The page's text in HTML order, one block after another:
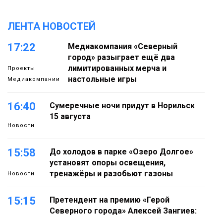
ЛЕНТА НОВОСТЕЙ
17:22
Проекты
Медиакомпании
Медиакомпания «Северный
город» разыграет ещё два
лимитированных мерча и
настольные игры
16:40
Новости
Сумеречные ночи придут в Норильск
15 августа
15:58
Новости
До холодов в парке «Озеро Долгое»
установят опоры освещения,
тренажёры и разобьют газоны
15:15
Претендент на премию «Герой
Северного города» Алексей Зангиев: